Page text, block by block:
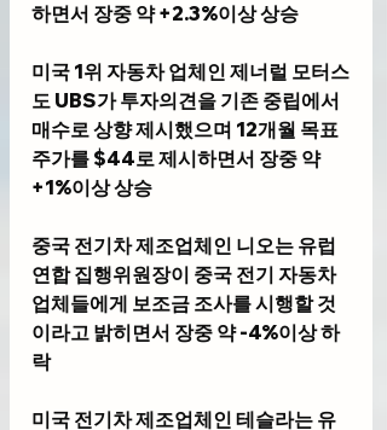
하면서 장중 약 +2.3%이상 상승
미국 1위 자동차 업체인 제너럴 모터스
도 UBS가 투자의견을 기존 중립에서
매수로 상향 제시했으며 12개월 목표
주가를 $44로 제시하면서 장중 약
+1%이상 상승
중국 전기차 제조업체인 니오는 유럽
연합 집행위원장이 중국 전기 자동차
업체들에게 보조금 조사를 시행할 것
이라고 밝히면서 장중 약 -4%이상 하
락
미국 전기차 제조업체인 테슬라는 유